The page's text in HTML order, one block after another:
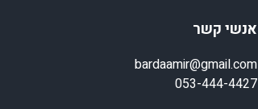
אנשי קשר
bardaamir@gmail.com
053-444-4427